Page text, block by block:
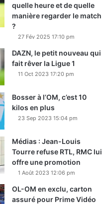
quelle heure et de quelle
manière regarder le match
?
27 Fév 2025 17:10 pm
DAZN, le petit nouveau qui
fait rêver la Ligue 1
11 Oct 2023 17:20 pm
Bosser à l’OM, c’est 10
kilos en plus
23 Sep 2023 15:04 pm
Médias : Jean-Louis
Tourre refuse RTL, RMC lui
offre une promotion
1 Août 2023 12:06 pm
OL-OM en exclu, carton
assuré pour Prime Vidéo